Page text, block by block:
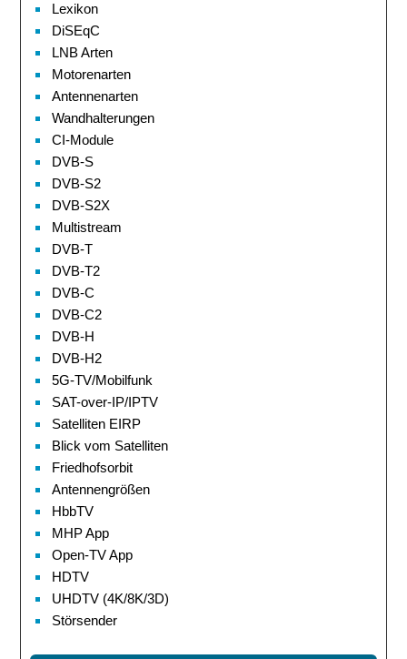
Lexikon
DiSEqC
LNB Arten
Motorenarten
Antennenarten
Wandhalterungen
CI-Module
DVB-S
DVB-S2
DVB-S2X
Multistream
DVB-T
DVB-T2
DVB-C
DVB-C2
DVB-H
DVB-H2
5G-TV/Mobilfunk
SAT-over-IP/IPTV
Satelliten EIRP
Blick vom Satelliten
Friedhofsorbit
Antennengrößen
HbbTV
MHP App
Open-TV App
HDTV
UHDTV (4K/8K/3D)
Störsender